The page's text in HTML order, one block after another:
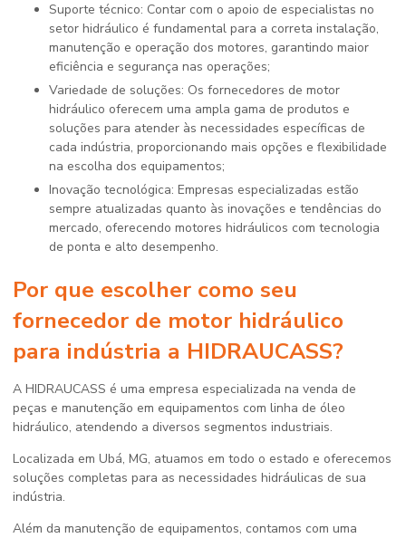
Suporte técnico: Contar com o apoio de especialistas no
setor hidráulico é fundamental para a correta instalação,
manutenção e operação dos motores, garantindo maior
eficiência e segurança nas operações;
Variedade de soluções: Os fornecedores de motor
hidráulico oferecem uma ampla gama de produtos e
soluções para atender às necessidades específicas de
cada indústria, proporcionando mais opções e flexibilidade
na escolha dos equipamentos;
Inovação tecnológica: Empresas especializadas estão
sempre atualizadas quanto às inovações e tendências do
mercado, oferecendo motores hidráulicos com tecnologia
de ponta e alto desempenho.
Por que escolher como seu
fornecedor de motor hidráulico
para indústria a HIDRAUCASS?
A HIDRAUCASS é uma empresa especializada na venda de
peças e manutenção em equipamentos com linha de óleo
hidráulico, atendendo a diversos segmentos industriais.
Localizada em Ubá, MG, atuamos em todo o estado e oferecemos
soluções completas para as necessidades hidráulicas de sua
indústria.
Além da manutenção de equipamentos, contamos com uma